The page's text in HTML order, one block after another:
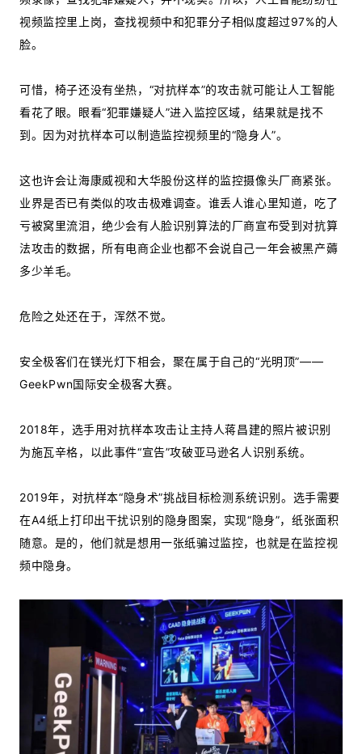
视频监控里上岗，查找视频中和犯罪分子相似度超过97%的人
脸。
可惜，椅子还没有坐热，“对抗样本”的攻击就可能让人工智能
看花了眼。眼看“犯罪嫌疑人”进入监控区域，结果就是找不
到。因为对抗样本可以制造监控视频里的“隐身人”。
这也许会让海康威视和大华股份这样的监控摄像头厂商紧张。
业界是否已有类似的攻击极难调查。谁丢人谁心里知道，吃了
亏被窝里流泪，绝少会有人脸识别算法的厂商宣布受到对抗算
法攻击的数据，所有电商企业也都不会说自己一年会被黑产薅
多少羊毛。
危险之处还在于，浑然不觉。
安全极客们在镁光灯下相会，聚在属于自己的“光明顶”——
GeekPwn国际安全极客大赛。
2018年，选手用对抗样本攻击让主持人蒋昌建的照片被识别
为施瓦辛格，以此事件“宣告”攻破亚马逊名人识别系统。
2019年，对抗样本“隐身术”挑战目标检测系统识别。选手需要
在A4纸上打印出干扰识别的隐身图案，实现“隐身”，纸张面积
随意。是的，他们就是想用一张纸骗过监控，也就是在监控视
频中隐身。